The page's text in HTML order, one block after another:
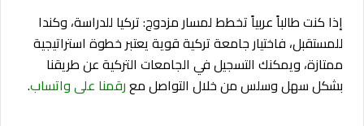
إذا كنت طالباً عربياً تخطط لمسار مزدوج: تركيا للدراسة، وكندا
للمستقبل، فاختيار جامعة تركية قوية يعتبر خطوة استراتيجية
ممتازة، ويمكنك التسجيل في الجامعات التركية عن طريقنا
بشكل سهل وسلس من خلال التواصل معرقمنا على واتساب.